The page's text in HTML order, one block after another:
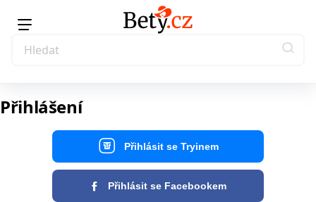
Přihlášení
Přihlásit se Tryinem
Přihlásit se Facebookem